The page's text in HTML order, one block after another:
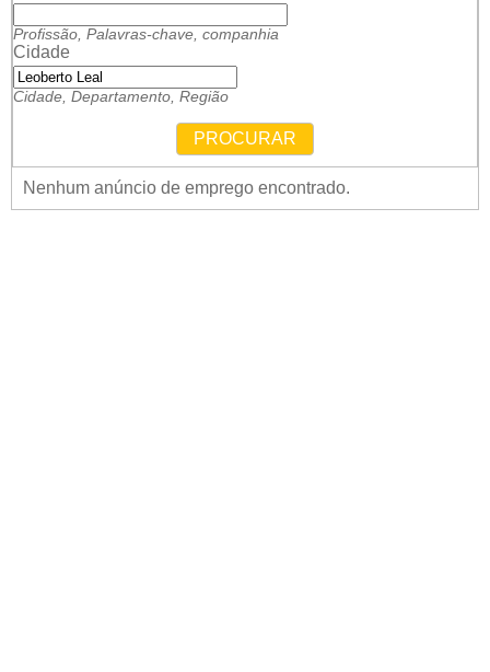
Profissão, Palavras-chave, companhia
Cidade
Cidade, Departamento, Região
PROCURAR
Nenhum anúncio de emprego encontrado.